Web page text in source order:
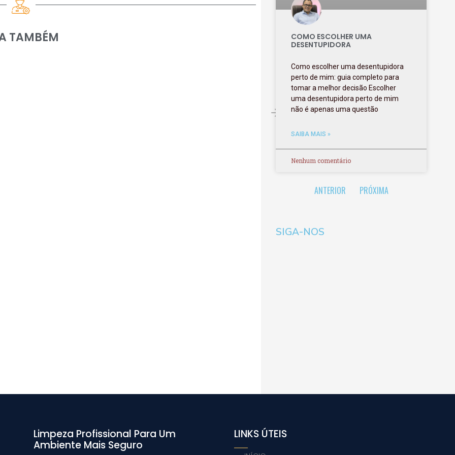
TAMBÉM
COMO ESCOLHER UMA
DESENTUPIDORA
Como escolher uma desentupidora
perto de mim: guia completo para
tomar a melhor decisão Escolher
uma desentupidora perto de mim
não é apenas uma questão
SAIBA MAIS »
Nenhum comentário
ANTERIOR PRÓXIMA
SIGA-NOS
Limpeza Profissional Para Um
Ambiente Mais Seguro
LINKS ÚTEIS